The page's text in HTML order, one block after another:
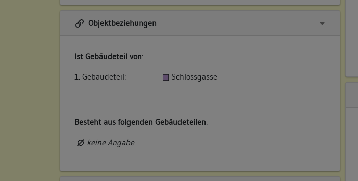
Objektbeziehungen
Ist Gebäudeteil von:
1. Gebäudeteil:
Schlossgasse
Besteht aus folgenden Gebäudeteilen:
keine Angabe